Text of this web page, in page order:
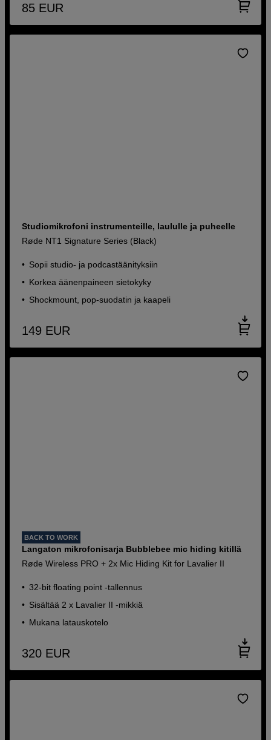
85 EUR
Studiomikrofoni instrumenteille, laululle ja puheelle
Røde NT1 Signature Series (Black)
Sopii studio- ja podcastäänityksiin
Korkea äänenpaineen sietokyky
Shockmount, pop-suodatin ja kaapeli
149 EUR
BACK TO WORK
Langaton mikrofonisarja Bubblebee mic hiding kitillä
Røde Wireless PRO + 2x Mic Hiding Kit for Lavalier II
32-bit floating point -tallennus
Sisältää 2 x Lavalier II -mikkiä
Mukana latauskotelo
320 EUR